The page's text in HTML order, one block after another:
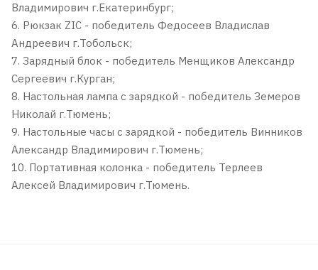
Владимирович г.Екатеринбург;
6. Рюкзак ZIC - победитель Федосеев Владислав
Андреевич г.Тобольск;
7. Зарядный блок - победитель Менщиков Александр
Сергеевич г.Курган;
8. Настольная лампа с зарядкой - победитель Земеров
Николай г.Тюмень;
9. Настольные часы с зарядкой - победитель Винников
Александр Владимирович г.Тюмень;
10. Портативная колонка - победитель Терлеев
Алексей Владимирович г.Тюмень.